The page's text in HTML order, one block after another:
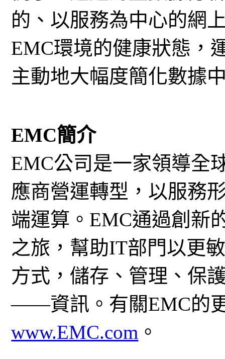
的、以服務為中心的網
EMC環境的健康狀態，
主動地大幅度簡化數據
EMC簡介
EMC公司是一家領導全
應商營運轉型，以服務
端運算。EMC通過創新
之旅，幫助IT部門以更
方式，儲存、管理、保
——資訊。有關EMC的
www.EMC.com 。